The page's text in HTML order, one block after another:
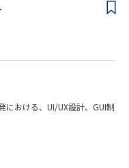
ルの推進
トナーとの協働
長に責任を持つポジション
発、組織づくりなど、経営
あるマネージメントツール、
ジェクトマネージメントに
下さい。
ェクト内の課題を積極的に
確立していける方
における、UI/UX設計、GUI制
た最適なUI・UXの制作を行